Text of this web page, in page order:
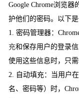
Google Chrome浏览器
护他们的密码。以下是
1. 密码管理器：
充和保存用户的登录
使用这些信息时，只
2. 自动填充：当用户
名、密码等）时，